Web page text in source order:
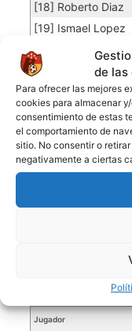
de las
Para ofrecer las mejores
cookies para almacenar
consentimiento de estas
el comportamiento de
sitio. No consentir o
negativamente a ciertas
[18] Roberto Diaz
[19] Ismael Lopez
[23] Ruben Valiente
[25] Cristian Gray
[100] Charly
Luis Felipe
Jugador
Jugadores de